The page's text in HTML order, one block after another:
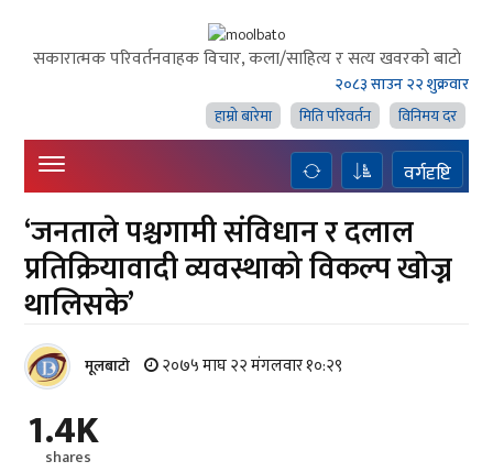
सकारात्मक परिवर्तनवाहक विचार, कला/साहित्य र सत्य खवरको बाटाे
२०८३ साउन २२ शुक्रवार
हाम्राे बारेमा
मिति परिवर्तन विनिमय दर
वर्गदृष्टि
‘जनताले पश्चगामी संविधान र दलाल
प्रतिक्रियावादी व्यवस्थाको विकल्प खोज्न
थालिसके’
मूलबाटाे २०७५ माघ २२ मंगलवार १०:२९
1.4K
shares